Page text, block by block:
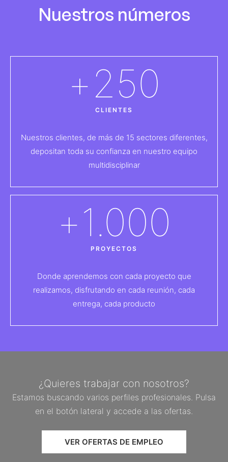
Nuestros números
CLIENTES
+250
Nuestros clientes, de más de 15 sectores diferentes,
depositan toda su confianza en nuestro equipo
multidisciplinar
PROYECTOS
+1.000
Donde aprendemos con cada proyecto que
realizamos, disfrutando en cada reunión, cada
entrega, cada producto
¿Quieres trabajar con nosotros?
Estamos buscando varios perfiles profesionales. Pulsa
en el botón lateral y accede a las ofertas.
VER OFERTAS DE EMPLEO